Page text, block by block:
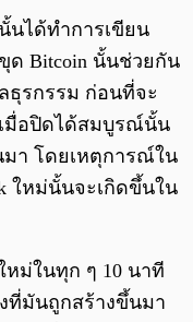
นั้นได้ทำการเขียน
ด Bitcoin นั้นช่วยกัน
ธุรกรรม ก่อนที่จะ
มื่อปิดได้สมบูรณ์นั้น
มา โดยเหตุการณ์ใน
ใหม่นั้นจะเกิดขึ้นใน
หม่ในทุก ๆ 10 นาที
ที่มันถูกสร้างขึ้นมา